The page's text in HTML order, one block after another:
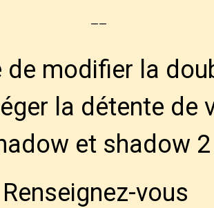
--
modifier la
la détente de
et shadow 2
Renseignez-vous